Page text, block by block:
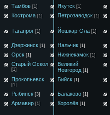
Тамбов [1] Якутск [1]
Кострома [1] Петрозаводск [1]
Таганрог [1] Йошкар-Ола [1]
Дзержинск [1] Нальчик [1]
Орск [1] Нижнекамск [1]
Старый Оскол
[1]
Великий
Новгород [1]
Прокопьевск
[1]
Бийск [1]
Рыбинск [3] Балаково [1]
Армавир [1] Королёв [1]